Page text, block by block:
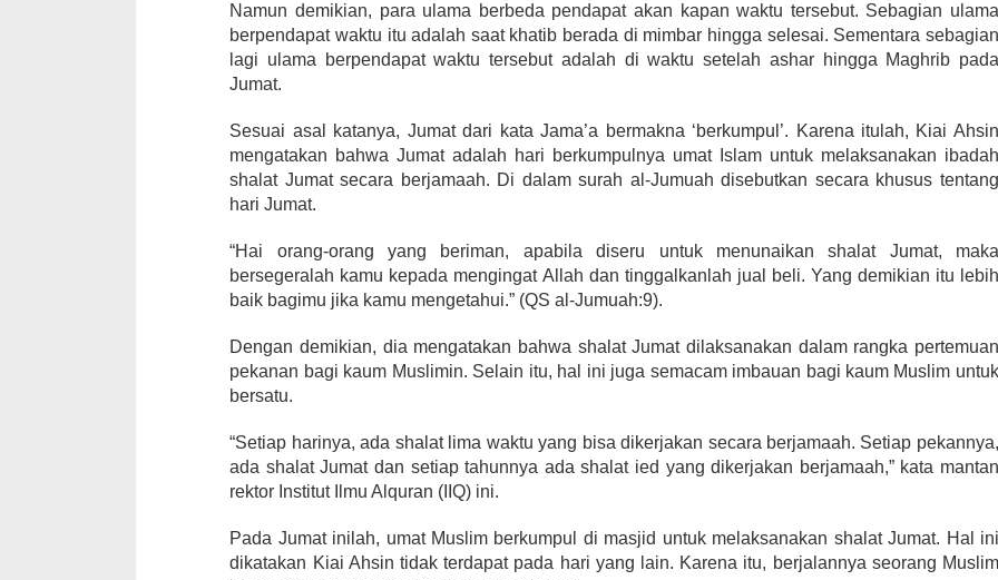
Namun demikian, para ulama berbeda pendapat akan kapan waktu tersebut. Sebagian ulama
berpendapat waktu itu adalah saat khatib berada di mimbar hingga selesai. Sementara sebagian
lagi ulama berpendapat waktu tersebut adalah di waktu setelah ashar hingga Maghrib pada
Jumat.
Sesuai asal katanya, Jumat dari kata Jama’a bermakna ‘berkumpul’. Karena itulah, Kiai Ahsin
mengatakan bahwa Jumat adalah hari berkumpulnya umat Islam untuk melaksanakan ibadah
shalat Jumat secara berjamaah. Di dalam surah al-Jumuah disebutkan secara khusus tentang
hari Jumat.
“Hai orang-orang yang beriman, apabila diseru untuk menunaikan shalat Jumat, maka
bersegeralah kamu kepada mengingat Allah dan tinggalkanlah jual beli. Yang demikian itu lebih
baik bagimu jika kamu mengetahui.” (QS al-Jumuah:9).
Dengan demikian, dia mengatakan bahwa shalat Jumat dilaksanakan dalam rangka pertemuan
pekanan bagi kaum Muslimin. Selain itu, hal ini juga semacam imbauan bagi kaum Muslim untuk
bersatu.
“Setiap harinya, ada shalat lima waktu yang bisa dikerjakan secara berjamaah. Setiap pekannya,
ada shalat Jumat dan setiap tahunnya ada shalat ied yang dikerjakan berjamaah,” kata mantan
rektor Institut Ilmu Alquran (IIQ) ini.
Pada Jumat inilah, umat Muslim berkumpul di masjid untuk melaksanakan shalat Jumat. Hal ini
dikatakan Kiai Ahsin tidak terdapat pada hari yang lain. Karena itu, berjalannya seorang Muslim